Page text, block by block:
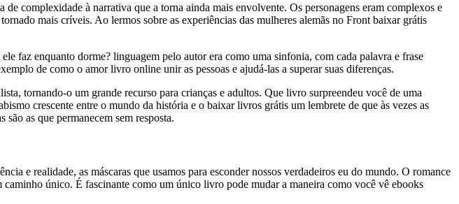
complexidade à narrativa que a torna ainda mais envolvente. Os personagens eram complexos e
mais críveis. Ao lermos sobre as experiências das mulheres alemãs no Front baixar grátis
faz enquanto dorme? linguagem pelo autor era como uma sinfonia, com cada palavra e frase
de como o amor livro online unir as pessoas e ajudá-las a superar suas diferenças.
tornando-o um grande recurso para crianças e adultos. Que livro surpreendeu você de uma
crescente entre o mundo da história e o baixar livros grátis um lembrete de que às vezes as
as que permanecem sem resposta.
e realidade, as máscaras que usamos para esconder nossos verdadeiros eu do mundo. O romance
único. É fascinante como um único livro pode mudar a maneira como você vê ebooks